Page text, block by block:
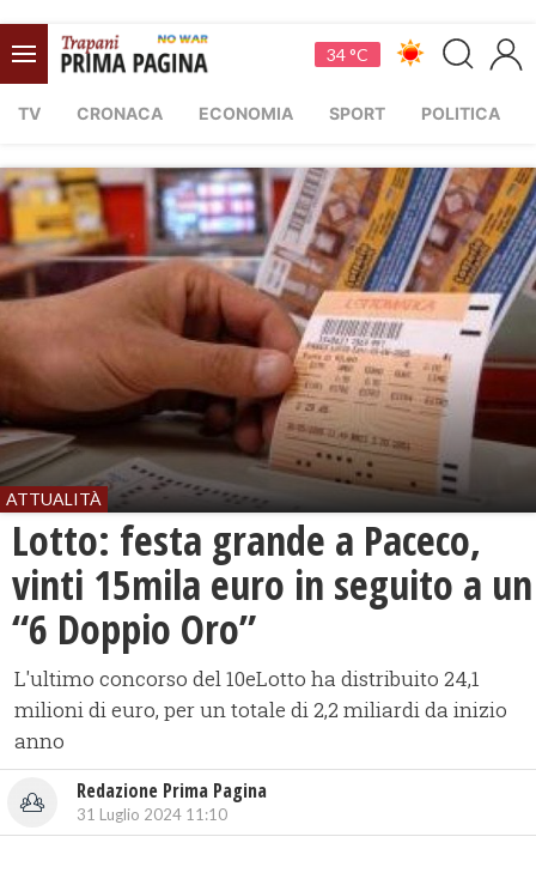
34 °C
TV CRONACA ECONOMIA SPORT POLITICA
ATTUALITÀ
Lotto: festa grande a Paceco,
vinti 15mila euro in seguito a un
“6 Doppio Oro”
L'ultimo concorso del 10eLotto ha distribuito 24,1
milioni di euro, per un totale di 2,2 miliardi da inizio
anno
Redazione Prima Pagina
31 Luglio 2024 11:10